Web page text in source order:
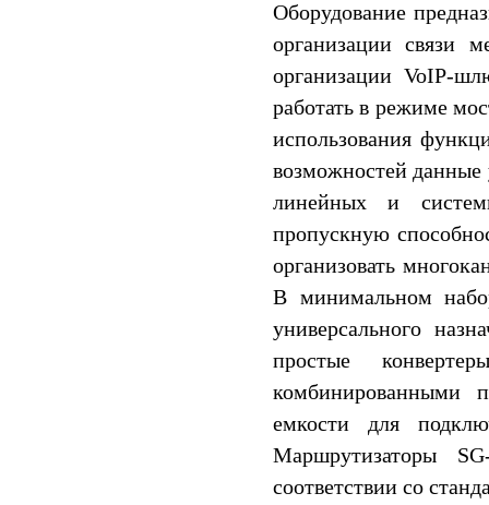
Оборудование
организации связи
организации VoIP-
работать в режиме
использования
возможностей данные
линейных и
пропускную
организовать
В минимальном
универсального
простые
комбинированными
емкости для
Маршрутизаторы
соответствии со